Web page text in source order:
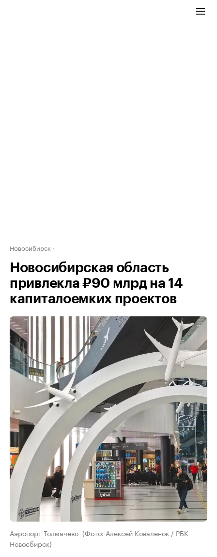
Новосибирск
Новосибирская область
привлекла ₽90 млрд на 14
капиталоемких проектов
Аэропорт Толмачево (Фото: Алексей Коваленок / РБК
Новосбирск)